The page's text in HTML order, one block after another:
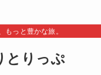
もっと豊かな旅。
とりっぷ